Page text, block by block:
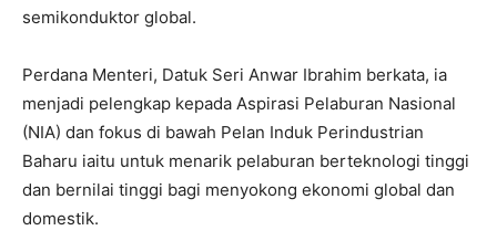
semikonduktor global.
Perdana Menteri, Datuk Seri Anwar Ibrahim berkata, ia
menjadi pelengkap kepada Aspirasi Pelaburan Nasional
(NIA) dan fokus di bawah Pelan Induk Perindustrian
Baharu iaitu untuk menarik pelaburan berteknologi tinggi
dan bernilai tinggi bagi menyokong ekonomi global dan
domestik.